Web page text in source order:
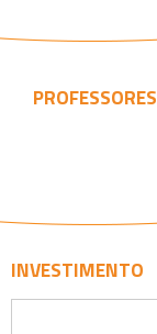
PROFESSORES
INVESTIMENTO